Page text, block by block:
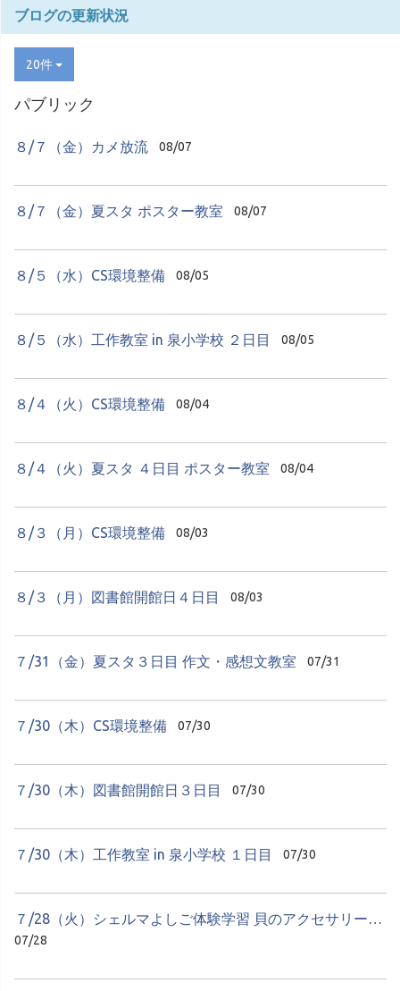
ブログの更新状況
20件
パブリック
８/７（金）カメ放流 08/07
８/７（金）夏スタ ポスター教室 08/07
８/５（水）CS環境整備 08/05
８/５（水）工作教室 in 泉小学校 ２日目 08/05
８/４（火）CS環境整備 08/04
８/４（火）夏スタ ４日目 ポスター教室 08/04
８/３（月）CS環境整備 08/03
８/３（月）図書館開館日４日目 08/03
７/31（金）夏スタ３日目 作文・感想文教室 07/31
７/30（木）CS環境整備 07/30
７/30（木）図書館開館日３日目 07/30
７/30（木）工作教室 in 泉小学校 １日目 07/30
７/28（火）シェルマよしご体験学習 貝のアクセサリーづくり
07/28